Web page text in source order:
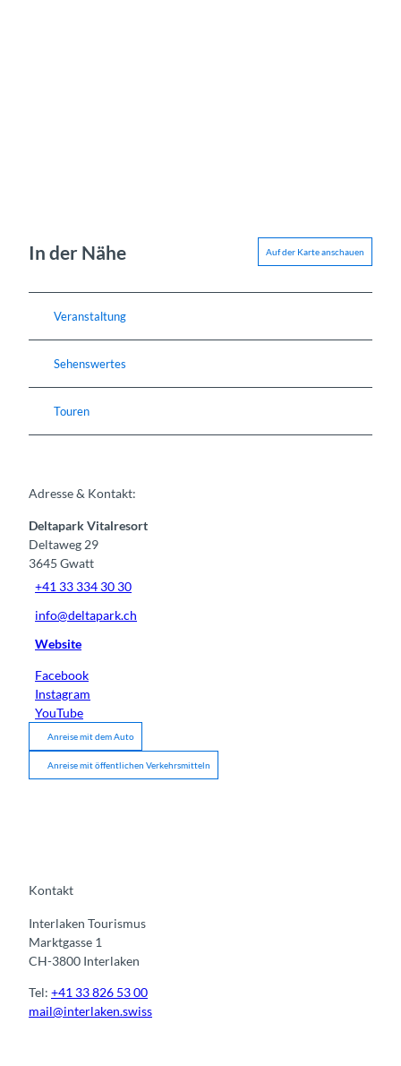
In der Nähe Auf der Karte anschauen
Veranstaltung
Sehenswertes
Touren
Adresse & Kontakt:
Deltapark Vitalresort
Deltaweg 29
3645 Gwatt
+41 33 334 30 30
info@deltapark.ch
Website
Facebook
Instagram
YouTube
Anreise mit dem Auto
Anreise mit öffentlichen Verkehrsmitteln
Kontakt
Interlaken Tourismus
Marktgasse 1
CH-3800 Interlaken
Tel: +41 33 826 53 00
mail@interlaken.swiss